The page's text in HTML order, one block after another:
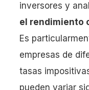
inversores y
el rendimiento
Es
empresas de
tasas
pueden variar